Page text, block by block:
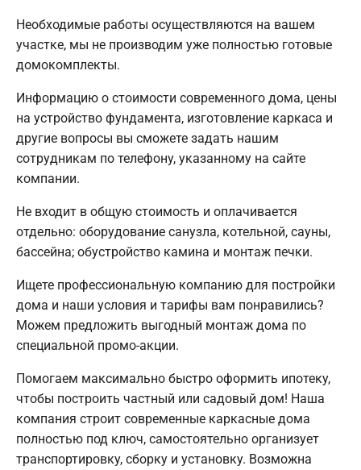
Необходимые работы осуществляются на вашем
участке, мы не производим уже полностью готовые
домокомплекты.
Информацию о стоимости современного дома, цены
на устройство фундамента, изготовление каркаса и
другие вопросы вы сможете задать нашим
сотрудникам по телефону, указанному на сайте
компании.
Не входит в общую стоимость и оплачивается
отдельно: оборудование санузла, котельной, сауны,
бассейна; обустройство камина и монтаж печки.
Ищете профессиональную компанию для постройки
дома и наши условия и тарифы вам понравились?
Можем предложить выгодный монтаж дома по
специальной промо-акции.
Помогаем максимально быстро оформить ипотеку,
чтобы построить частный или садовый дом! Наша
компания строит современные каркасные дома
полностью под ключ, самостоятельно организует
транспортировку, сборку и установку. Возможна